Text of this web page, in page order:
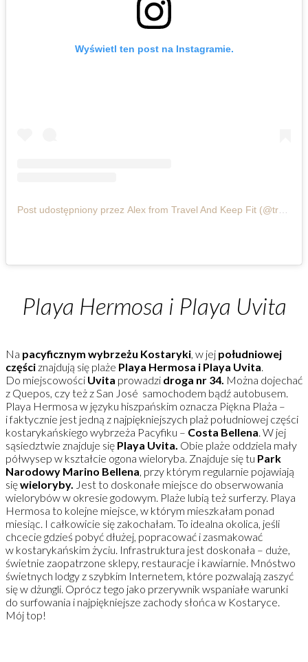
Wyświetl ten post na Instagramie.
Playa Hermosa i Playa Uvita
Na pacyficznym wybrzeżu Kostaryki, w jej południowej
części znajdują się plaże Playa Hermosa i Playa Uvita.
Do miejscowości Uvita prowadzi droga nr 34. Można dojechać
z Quepos, czy też z San José samochodem bądź autobusem.
Playa Hermosa w języku hiszpańskim oznacza Piękna Plaża –
i faktycznie jest jedną z najpiękniejszych plaż południowej części
kostarykańskiego wybrzeża Pacyfiku – Costa Bellena. W jej
sąsiedztwie znajduje się Playa Uvita. Obie plaże oddziela mały
półwysep w kształcie ogona wieloryba. Znajduje się tu Park
Narodowy Marino Bellena, przy którym regularnie pojawiają
sięwieloryby. Jest to doskonałe miejsce do obserwowania
wielorybów w okresie godowym. Plaże lubią też surferzy. Playa
Hermosa to kolejne miejsce, w którym mieszkałam ponad
miesiąc. I całkowicie się zakochałam. To idealna okolica, jeśli
chcecie gdzieś pobyć dłużej, popracować i zasmakować
w kostarykańskim życiu. Infrastruktura jest doskonała – duże,
świetnie zaopatrzone sklepy, restauracje i kawiarnie. Mnóstwo
świetnych lodgy z szybkim Internetem, które pozwalają zaszyć
się w dżungli. Oprócz tego jako przerywnik wspaniałe warunki
do surfowania i najpiękniejsze zachody słońca w Kostaryce.
Mój top!